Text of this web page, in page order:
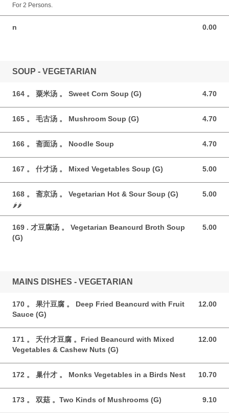
For 2 Persons.
n 0.00
0.00 GBP
SOUP - VEGETARIAN
164 。 粟米汤 。 Sweet Corn Soup (G) 4.70
4.70 GBP
165 。 毛古汤 。 Mushroom Soup (G) 4.70
4.70 GBP
166 。 斋面汤 。 Noodle Soup 4.70
4.70 GBP
167 。 什才汤 。 Mixed Vegetables Soup (G) 5.00
5.00 GBP
168 。 斋京汤 。 Vegetarian Hot & Sour Soup (G) 5.00
5.00 GBP
🌶️🌶️
169 . 才豆腐汤 。 Vegetarian Beancurd Broth Soup
(G)
5.00
5.00 GBP
MAINS DISHES - VEGETARIAN
170 。 果汁豆腐 。 Deep Fried Beancurd with Fruit
Sauce (G)
12.00
12.00 GBP
171 。 夭什才豆腐 。Fried Beancurd with Mixed
Vegetables & Cashew Nuts (G)
12.00
12.00 GBP
172 。 巢什才 。 Monks Vegetables in a Birds Nest 10.70
10.70 GBP
173 。 双菇 。Two Kinds of Mushrooms (G) 9.10
9.10 GBP